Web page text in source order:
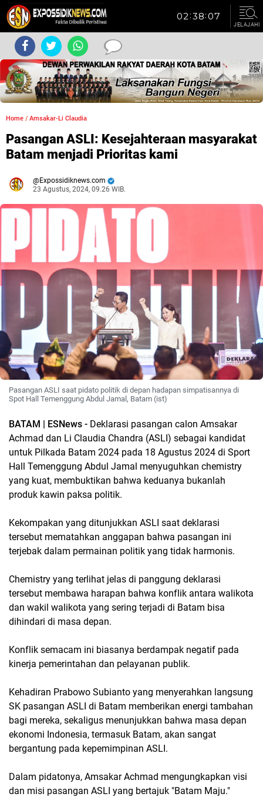
JELAJAHI
Home / Amsakar-Li Claudia
Pasangan ASLI: Kesejahteraan masyarakat
Batam menjadi Prioritas kami
Expossidiknews.com
23 Agustus, 2024, 09.26 WIB.
Pasangan ASLI saat pidato politik di depan hadapan simpatisannya di
Spot Hall Temenggung Abdul Jamal, Batam (ist)
BATAM | ESNews - Deklarasi pasangan calon Amsakar
Achmad dan Li Claudia Chandra (ASLI) sebagai kandidat
untuk Pilkada Batam 2024 pada 18 Agustus 2024 di Sport
Hall Temenggung Abdul Jamal menyuguhkan chemistry
yang kuat, membuktikan bahwa keduanya bukanlah
produk kawin paksa politik.
Kekompakan yang ditunjukkan ASLI saat deklarasi
tersebut mematahkan anggapan bahwa pasangan ini
terjebak dalam permainan politik yang tidak harmonis.
Chemistry yang terlihat jelas di panggung deklarasi
tersebut membawa harapan bahwa konflik antara walikota
dan wakil walikota yang sering terjadi di Batam bisa
dihindari di masa depan.
Konflik semacam ini biasanya berdampak negatif pada
kinerja pemerintahan dan pelayanan publik.
Kehadiran Prabowo Subianto yang menyerahkan langsung
SK pasangan ASLI di Batam memberikan energi tambahan
bagi mereka, sekaligus menunjukkan bahwa masa depan
ekonomi Indonesia, termasuk Batam, akan sangat
bergantung pada kepemimpinan ASLI.
Dalam pidatonya, Amsakar Achmad mengungkapkan visi
dan misi pasangan ASLI yang bertajuk "Batam Maju."